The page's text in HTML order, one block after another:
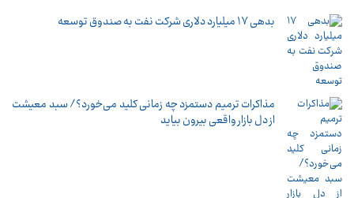
بدهی ١٧ میلیارد دلاری شرکت نفت به صندوق توسعه
مذاکرات ترمیم دستمزد چه زمانی کلید می‌خورد؟/ سبد معیشت
از دل بازار واقعی بیرون بیاید